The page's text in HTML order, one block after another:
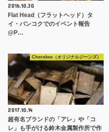
2016.10.30
Flat Head（フラットヘッド）タ
イ・バンコクでのイベント報告
@P…
Cherokee（オリジナルジーンズ）
2017.10.14
超有名ブランドの「アレ」や「コ
レ」も手がける鈴木金属製作所で作